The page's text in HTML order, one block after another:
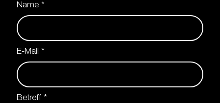
Name *
E-Mail *
Betreff *